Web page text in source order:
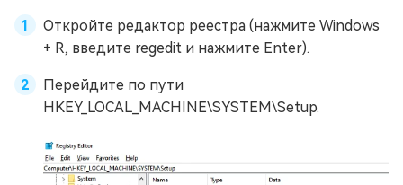
Откройте редактор реестра (нажмите Windows
+ R, введите regedit и нажмите Enter).
Перейдите по пути
HKEY_LOCAL_MACHINE\SYSTEM\Setup.